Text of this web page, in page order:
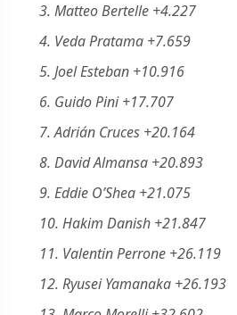
3. Matteo Bertelle +4.227
4. Veda Pratama +7.659
5. Joel Esteban +10.916
6. Guido Pini +17.707
7. Adrián Cruces +20.164
8. David Almansa +20.893
9. Eddie O’Shea +21.075
10. Hakim Danish +21.847
11. Valentin Perrone +26.119
12. Ryusei Yamanaka +26.193